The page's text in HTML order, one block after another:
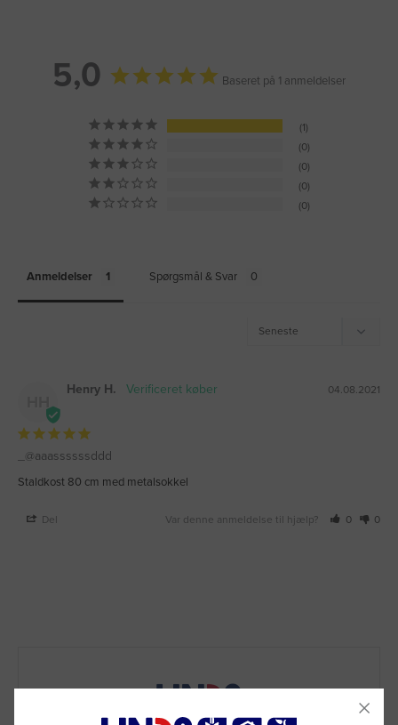
5,0 Baseret på 1 anmeldelser
1
0
0
0
0
Anmeldelser Spørgsmål & Svar
04.08.2021
Henry H.
_@aaassssssddd
Staldkost 80 cm med metalsokkel
Del Var denne anmeldelse til hjælp? 0 0